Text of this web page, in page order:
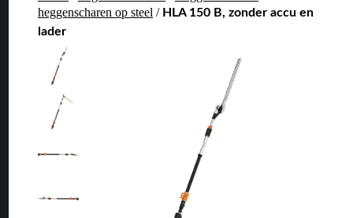
heggenscharen op steel / HLA 150 B, zonder accu en
lader